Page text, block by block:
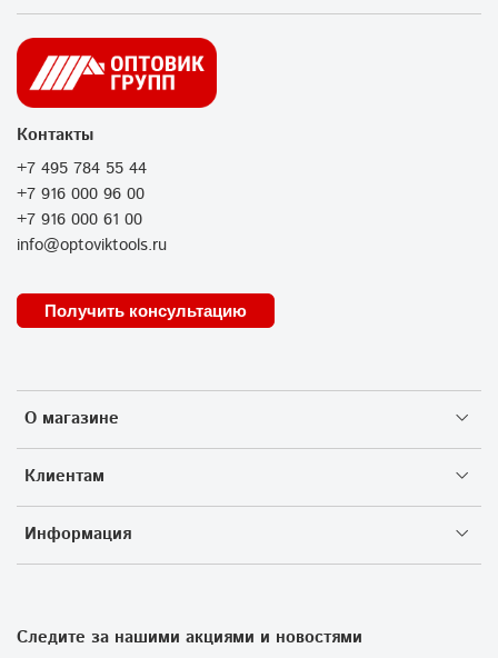
О магазине
Клиентам
Информация
Контакты
+7 495 784 55 44
+7 916 000 96 00
+7 916 000 61 00
info@optoviktools.ru
Получить консультацию
Следите за нашими акциями и новостями